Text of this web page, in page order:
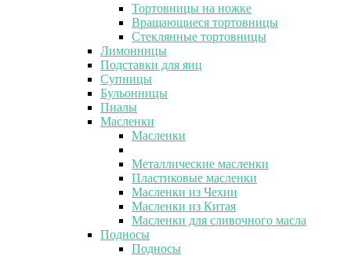
Тортовницы на ножке
Вращающиеся тортовницы
Стеклянные тортовницы
Лимонницы
Подставки для яиц
Супницы
Бульонницы
Пиалы
Масленки
Масленки
Металлические масленки
Пластиковые масленки
Масленки из Чехии
Масленки из Китая
Масленки для сливочного масла
Подносы
Подносы